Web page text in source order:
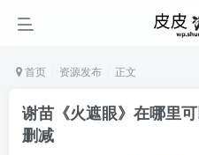
首页 资源发布 正文
谢苗《火遮眼》在哪里
删减